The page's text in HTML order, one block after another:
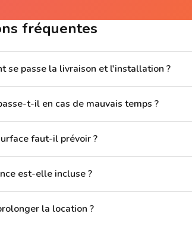
fréquentes
se passe la livraison et l'installation ?
t-il en cas de mauvais temps ?
faut-il prévoir ?
est-elle incluse ?
la location ?